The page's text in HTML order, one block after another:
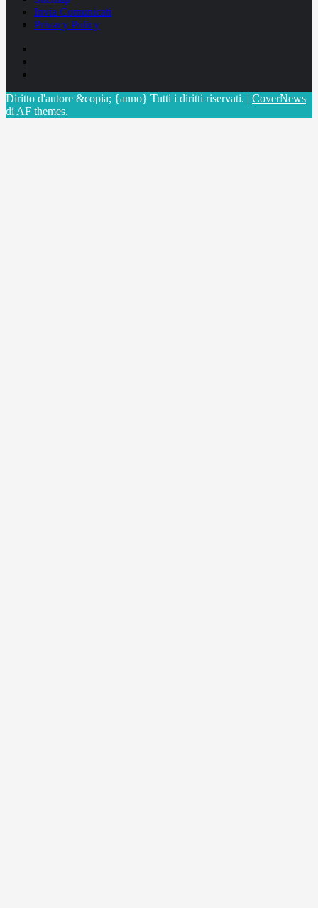
Invia Comunicati
Privacy Policy
Diritto d'autore &copia; {anno} Tutti i diritti riservati. | CoverNews
di AF themes.